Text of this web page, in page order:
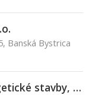
Banská Bystrica
NESBAU nízkoenergetické stavby, s.r.o.